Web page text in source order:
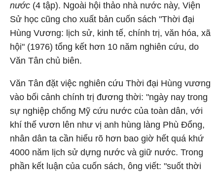
nước (4 tập). Ngoài hội thảo nhà nước này, Viện
Sử học cũng cho xuất bản cuốn sách "Thời đại
Hùng Vương: lịch sử, kinh tế, chính trị, văn hóa, xã
hội" (1976) tổng kết hơn 10 năm nghiên cứu, do
Văn Tân chủ biên.
Văn Tân đặt việc nghiên cứu Thời đại Hùng vương
vào bối cảnh chính trị đương thời: "ngày nay trong
sự nghiệp chống Mỹ cứu nước của toàn dân, với
khí thế vươn lên như vị anh hùng làng Phù Đổng,
nhân dân ta cần hiểu rõ hơn bao giờ hết quá khứ
4000 năm lịch sử dựng nước và giữ nước. Trong
phần kết luận của cuốn sách, ông viết: "suốt thời